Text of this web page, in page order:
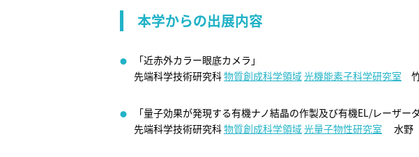
本学からの出展内容
「近赤外カラー眼底カメラ」
先端科学技術研究科物質創成科学領域光機能素子科学研究室
「量子効果が発現する有機ナノ結晶の作製及び有機EL/レーザー
先端科学技術研究科物質創成科学領域光量子物性研究室 水野